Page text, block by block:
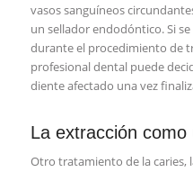
vasos sanguíneos
un sellador endodóntico. Si
durante el procedimiento de
profesional dental puede
diente afectado una vez
La extracción
Otro tratamiento de la caries,